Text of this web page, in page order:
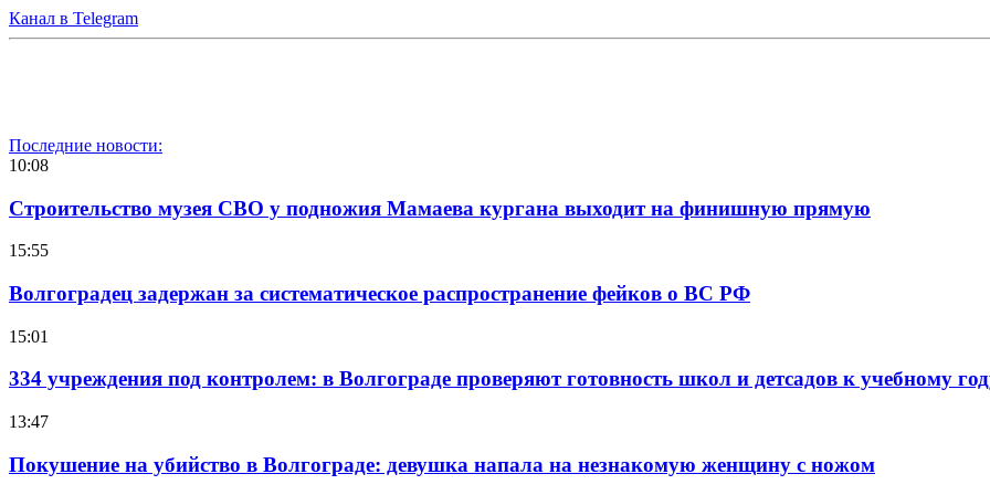
Канал в Telegram
Последние новости:
10:08
Строительство музея СВО у подножия Мамаева кургана выходит на финишную прямую
15:55
Волгоградец задержан за систематическое распространение фейков о ВС РФ
15:01
334 учреждения под контролем: в Волгограде проверяют готовность школ и детсадов к учебному
13:47
Покушение на убийство в Волгограде: девушка напала на незнакомую женщину с ножом